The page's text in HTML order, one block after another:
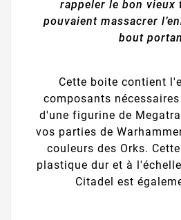
rappeler le bon vieux
pouvaient massacrer
bout
Cette boite contient
composants
d'une figurine de
vos parties de
couleurs des Orks.
plastique dur et à
Citadel est